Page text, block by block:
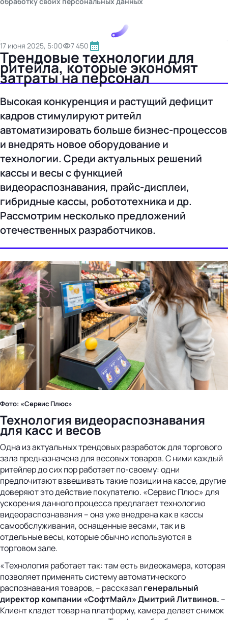
17 июня 2025, 5:00 7 450
Трендовые технологии для
ритейла, которые экономят
затраты на персонал
Высокая конкуренция и растущий дефицит
кадров стимулируют ритейл
автоматизировать больше бизнес-процессов
и внедрять новое оборудование и
технологии. Среди актуальных решений
кассы и весы с функцией
видеораспознавания, прайс-дисплеи,
гибридные кассы, робототехника и др.
Рассмотрим несколько предложений
отечественных разработчиков.
Фото: «Сервис Плюс»
Технология видеораспознавания
для касс и весов
Одна из актуальных трендовых разработок для торгового
зала предназначена для весовых товаров. С ними каждый
ритейлер до сих пор работает по-своему: одни
предпочитают взвешивать такие позиции на кассе, другие
доверяют это действие покупателю. «Сервис Плюс» для
ускорения данного процесса предлагает технологию
видеораспознавания – она уже внедрена как в кассы
самообслуживания, оснащенные весами, так и в
отдельные весы, которые обычно используются в
торговом зале.
«Технология работает так: там есть видеокамера, которая
позволяет применять систему автоматического
распознавания товаров, – рассказал генеральный
директор компании «СофтМайл» Дмитрий Литвинов. –
Клиент кладет товар на платформу, камера делает снимок